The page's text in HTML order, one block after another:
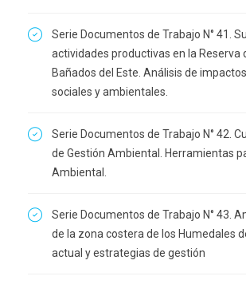
Serie Documentos de Trabajo N° 41.
actividades productivas en la Reserva
Bañados del Este. Análisis de
sociales y ambientales.
Serie Documentos de Trabajo N° 42.
de Gestión Ambiental. Herramientas
Ambiental.
Serie Documentos de Trabajo N° 43.
de la zona costera de los Humedales
actual y estrategias de gestión